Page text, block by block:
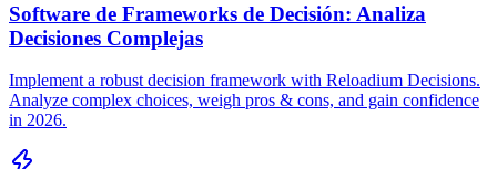
Software de Frameworks de Decisión: Analiza
Decisiones Complejas
Implement a robust decision framework with Reloadium Decisions.
Analyze complex choices, weigh pros & cons, and gain confidence
in 2026.